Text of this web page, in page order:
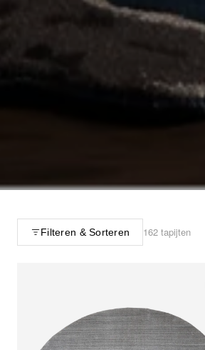
Filteren & Sorteren 162 tapijten